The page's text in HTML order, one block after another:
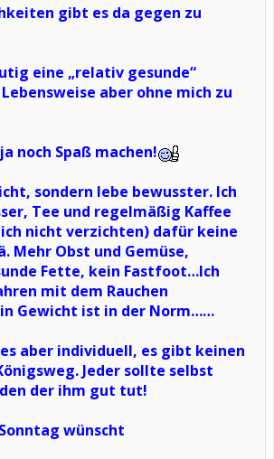
gibt es da gegen zu
eine „relativ gesunde“
aber ohne mich zu
noch Spaß machen!
sondern lebe bewusster. Ich
Tee und regelmäßig Kaffee
nicht verzichten) dafür keine
Mehr Obst und Gemüse,
Fette, kein Fastfoot…Ich
mit dem Rauchen
Gewicht ist in der Norm……
aber individuell, es gibt keinen
Jeder sollte selbst
der ihm gut tut!
wünscht